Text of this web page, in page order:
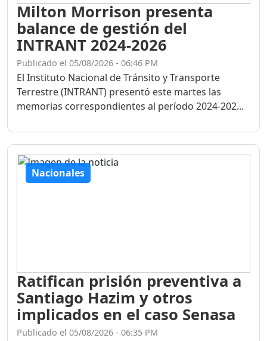
Milton Morrison presenta
balance de gestión del
INTRANT 2024-2026
Publicado el 05/08/2026 - 06:46 PM
El Instituto Nacional de Tránsito y Transporte
Terrestre (INTRANT) presentó este martes las
memorias correspondientes al período 2024-202...
Nacionales
Ratifican prisión preventiva a
Santiago Hazim y otros
implicados en el caso Senasa
Publicado el 05/08/2026 - 06:35 PM